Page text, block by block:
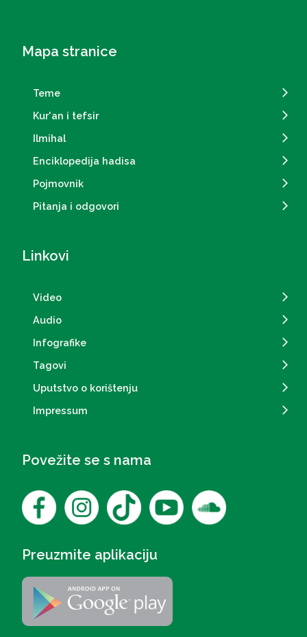
Mapa stranice
Teme
Kur'an i tefsir
Ilmihal
Enciklopedija hadisa
Pojmovnik
Pitanja i odgovori
Linkovi
Video
Audio
Infografike
Tagovi
Uputstvo o korištenju
Impressum
Povežite se s nama
Preuzmite aplikaciju